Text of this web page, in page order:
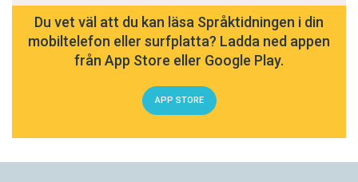
Du vet väl att du kan läsa Språktidningen i din
mobiltelefon eller surfplatta? Ladda ned appen
från App Store eller Google Play.
APP STORE